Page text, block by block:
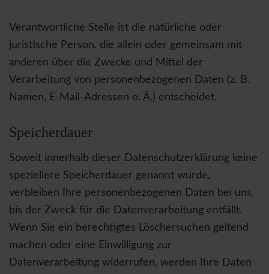
Verantwortliche Stelle ist die natürliche oder
juristische Person, die allein oder gemeinsam mit
anderen über die Zwecke und Mittel der
Verarbeitung von personenbezogenen Daten (z. B.
Namen, E-Mail-Adressen o. Ä.) entscheidet.
Speicherdauer
Soweit innerhalb dieser Datenschutzerklärung keine
speziellere Speicherdauer genannt wurde,
verbleiben Ihre personenbezogenen Daten bei uns,
bis der Zweck für die Datenverarbeitung entfällt.
Wenn Sie ein berechtigtes Löschersuchen geltend
machen oder eine Einwilligung zur
Datenverarbeitung widerrufen, werden Ihre Daten